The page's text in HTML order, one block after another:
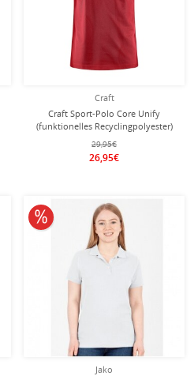
Craft
Craft Sport-Polo Core Unify
(funktionelles Recyclingpolyester)
rot Herren
29,95€
26,95€
Jako
10% reduziert